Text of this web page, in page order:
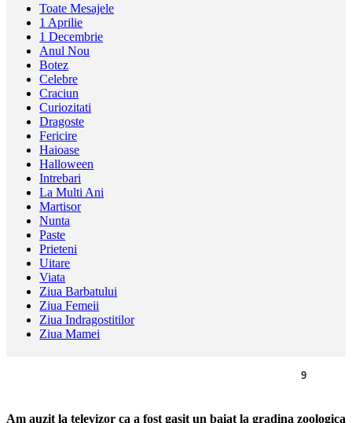
Toate Mesajele
1 Aprilie
1 Decembrie
Anul Nou
Botez
Celebre
Craciun
Curiozitati
Dragoste
Fericire
Haioase
Halloween
Intrebari
La Multi Ani
Martisor
Nunta
Paste
Prieteni
Uitare
Viata
Ziua Barbatului
Ziua Femeii
Ziua Indragostitilor
Ziua Mamei
9
Am auzit la televizor ca a fost gasit un baiat la gradina zoologica